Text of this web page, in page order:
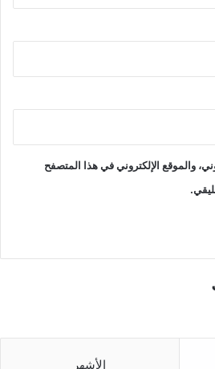
والموقع الإلكتروني في هذا المتصفح
الأشهر